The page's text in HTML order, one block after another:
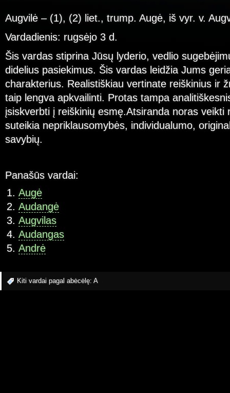
Augvilė – (1), (2) liet., trump. Augė, iš vyr. v.
Vardadienis: rugsėjo 3 d.
Šis vardas stiprina Jūsų lyderio, vedlio
didelius pasiekimus. Šis vardas leidžia Jums
charakterius. Realistiškiau vertinate reiškinius ir
taip lengva apkvailinti. Protas tampa
įsiskverbti į reiškinių esmę.Atsiranda noras veikti
suteikia nepriklausomybės, individualumo,
savybių.
Panašūs vardai:
Augė
Audangė
Augvilas
Audangas
Andrė
Kiti vardai pagal abėcėlę: A